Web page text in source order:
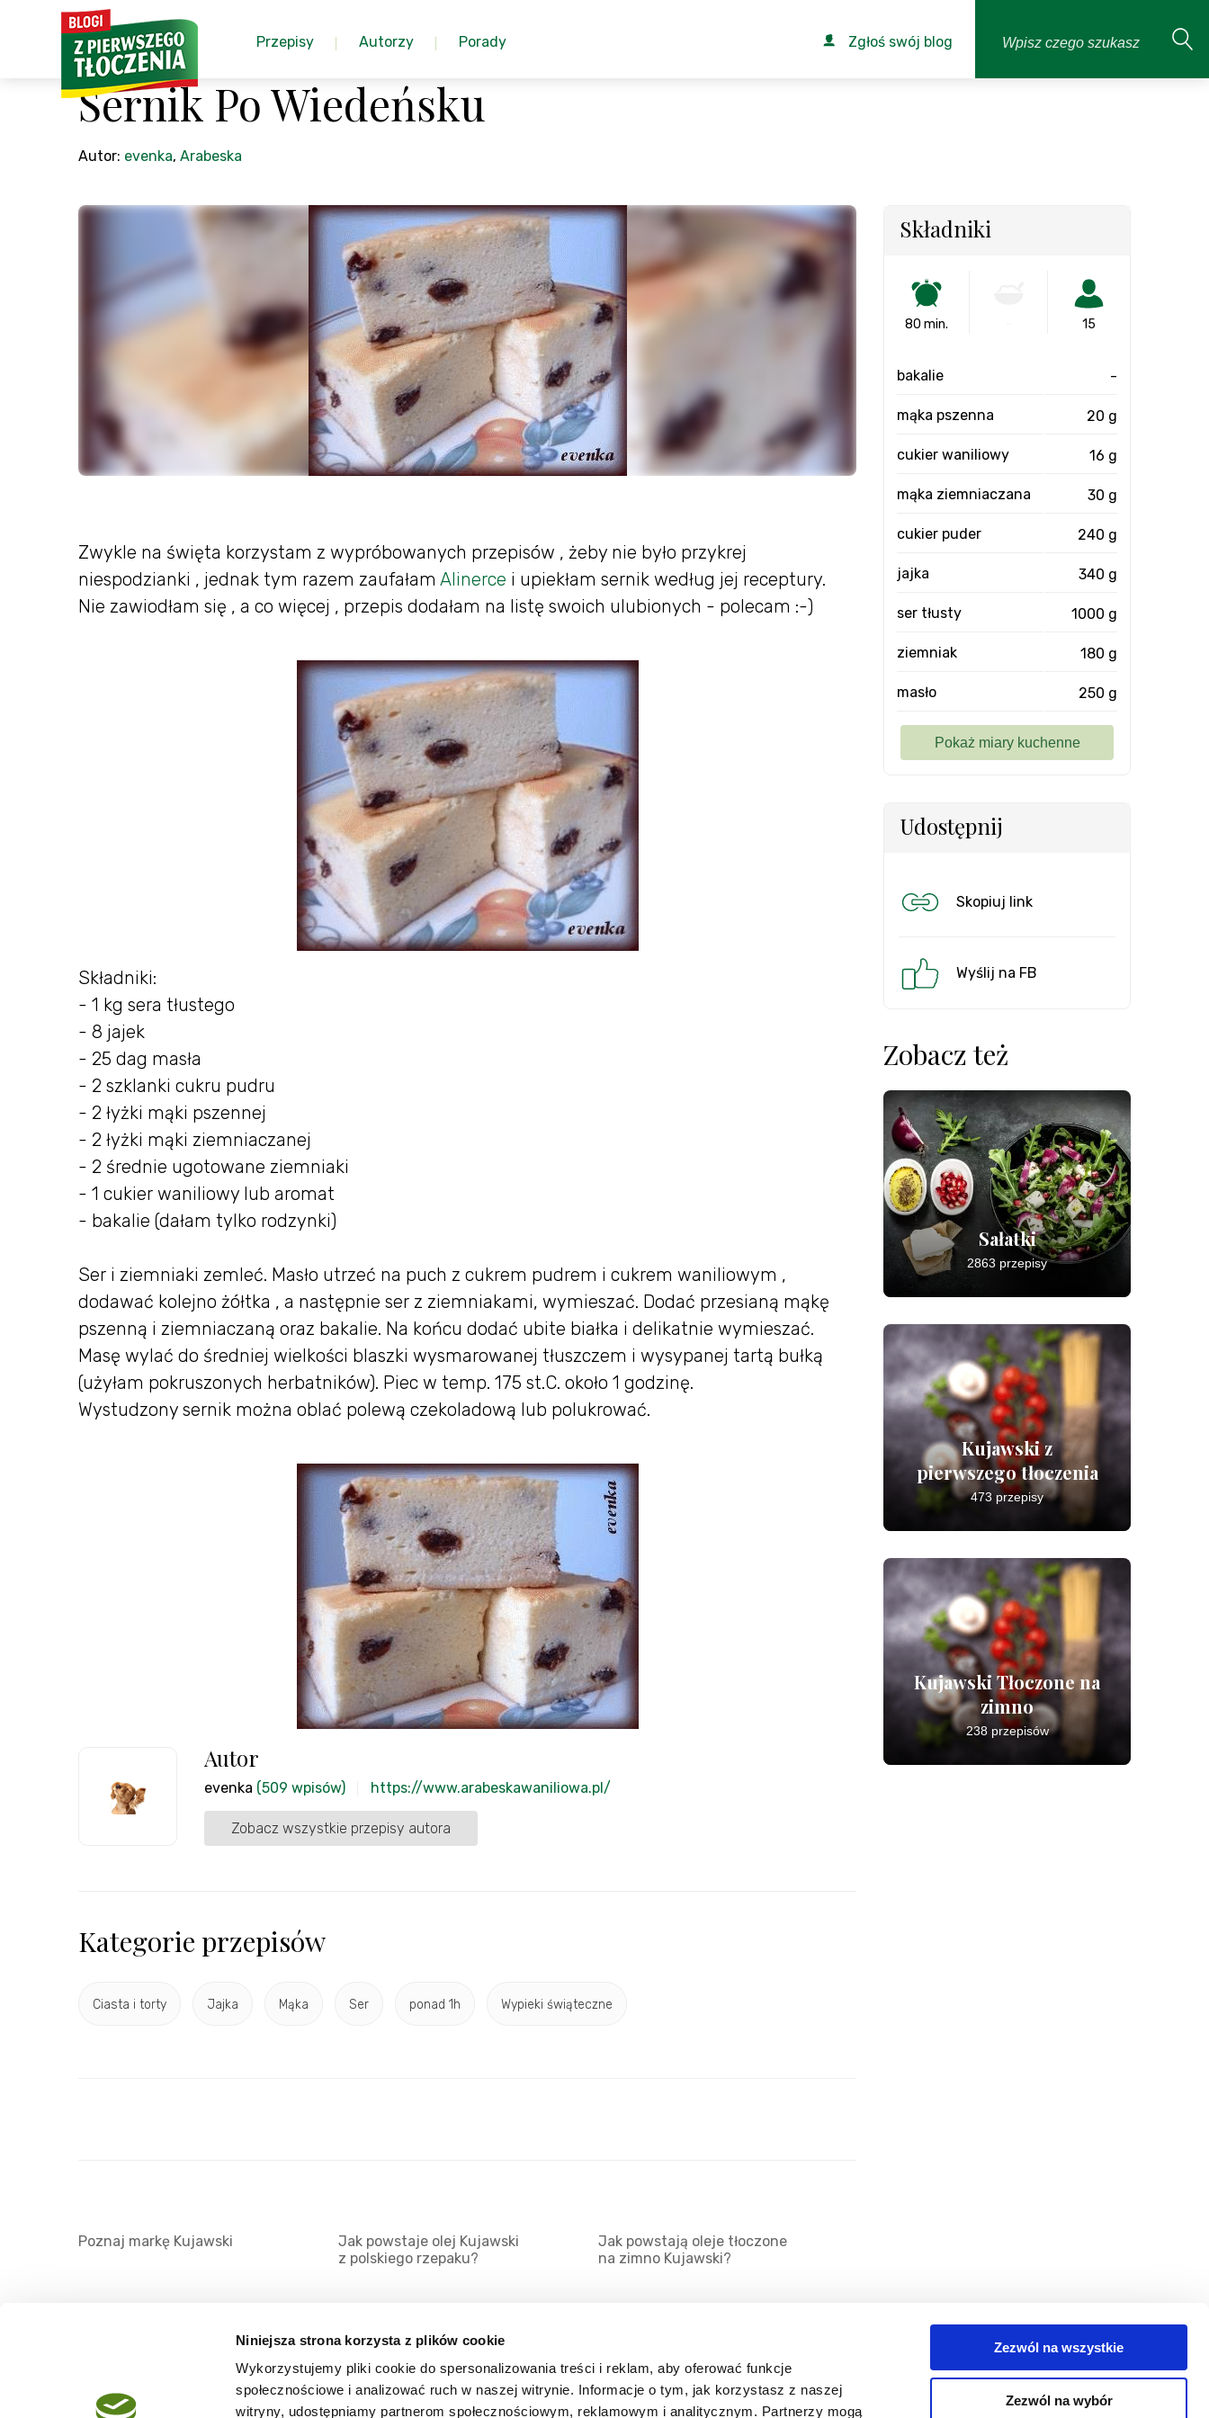
Niniejsza strona korzysta z plików cookie
Wykorzystujemy pliki cookie do spersonalizowania treści i reklam, aby oferować funkcje
społecznościowe i analizować ruch w naszej witrynie. Informacje o tym, jak korzystasz z naszej
witryny, udostępniamy partnerom społecznościowym, reklamowym i analitycznym. Partnerzy mogą
Zezwól na wszystkie
Zezwól na wybór
Przepisy Autorzy Porady Zgłoś swój blog
Sernik Po Wiedeńsku
Autor: evenka, Arabeska
Zwykle na święta korzystam z wypróbowanych przepisów , żeby nie było przykrej
niespodzianki , jednak tym razem zaufałam Alinerce i upiekłam sernik według jej receptury.
Nie zawiodłam się , a co więcej , przepis dodałam na listę swoich ulubionych - polecam :-)
Składniki:
- 1 kg sera tłustego
- 8 jajek
- 25 dag masła
- 2 szklanki cukru pudru
- 2 łyżki mąki pszennej
- 2 łyżki mąki ziemniaczanej
- 2 średnie ugotowane ziemniaki
- 1 cukier waniliowy lub aromat
- bakalie (dałam tylko rodzynki)
Ser i ziemniaki zemleć. Masło utrzeć na puch z cukrem pudrem i cukrem waniliowym ,
dodawać kolejno żółtka , a następnie ser z ziemniakami, wymieszać. Dodać przesianą mąkę
pszenną i ziemniaczaną oraz bakalie. Na końcu dodać ubite białka i delikatnie wymieszać.
Masę wylać do średniej wielkości blaszki wysmarowanej tłuszczem i wysypanej tartą bułką
(użyłam pokruszonych herbatników). Piec w temp. 175 st.C. około 1 godzinę.
Wystudzony sernik można oblać polewą czekoladową lub polukrować.
Autor
evenka (509 wpisów) https://www.arabeskawaniliowa.pl/
Zobacz wszystkie przepisy autora
Kategorie przepisów
Ciasta i torty Jajka Mąka Ser ponad 1h Wypieki świąteczne
Składniki
80 min. 15
bakalie -
mąka pszenna 20 g
cukier waniliowy 16 g
mąka ziemniaczana 30 g
cukier puder 240 g
jajka 340 g
ser tłusty 1000 g
ziemniak 180 g
masło 250 g
Udostępnij
Skopiuj link
Wyślij na FB
Zobacz też
Sałatki
2863 przepisy
Kujawski z
pierwszego tłoczenia
473 przepisy
Kujawski Tłoczone na
zimno
238 przepisów
Poznaj markę Kujawski
Jak powstaje olej Kujawski
z polskiego rzepaku?
Jak powstają oleje tłoczone
na zimno Kujawski?
Regulamin
Mapa serwisu
Kanały RSS
Kategorie
Kontakt